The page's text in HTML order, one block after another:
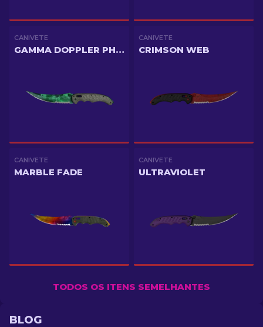
CANIVETE
GAMMA DOPPLER PHASE 2
CANIVETE
CRIMSON WEB
CANIVETE
MARBLE FADE
CANIVETE
ULTRAVIOLET
TODOS OS ITENS SEMELHANTES
BLOG